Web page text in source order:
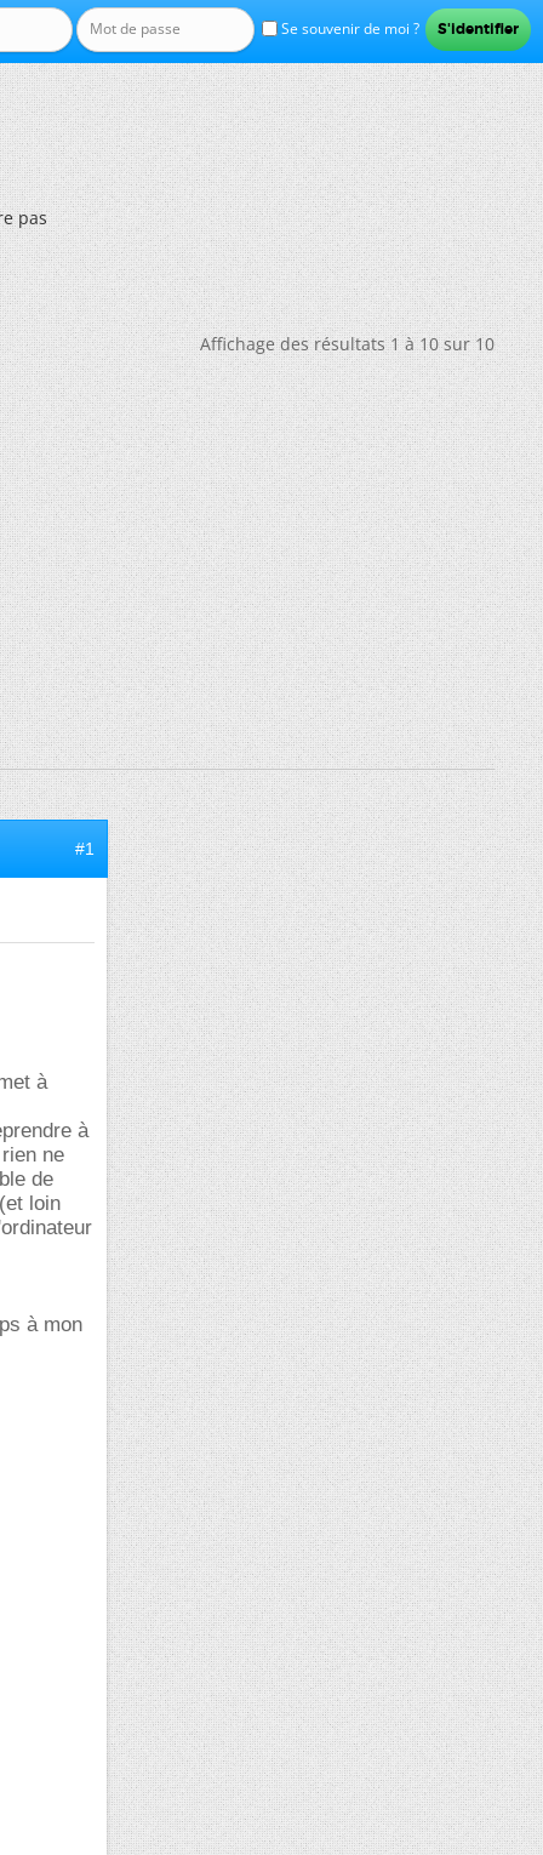
Se souvenir de moi ?
pas
Affichage des résultats 1 à 10 sur 10
#1
à
à
ne
de
loin
à mon